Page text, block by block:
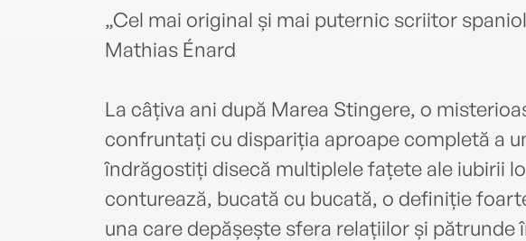
„Cel mai original și mai puternic scriitor
Mathias Énard
La câțiva ani după Marea Stingere, o
confruntați cu dispariția aproape completă a
îndrăgostiți disecă multiplele fațete ale iubirii
conturează, bucată cu bucată, o definiție
una care depășește sfera relațiilor și pătrunde